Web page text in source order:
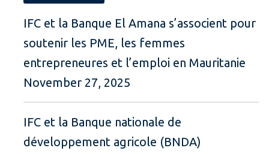
IFC et la Banque El Amana s’associent pour
soutenir les PME, les femmes
entrepreneures et l’emploi en Mauritanie
November 27, 2025
IFC et la Banque nationale de
développement agricole (BNDA)